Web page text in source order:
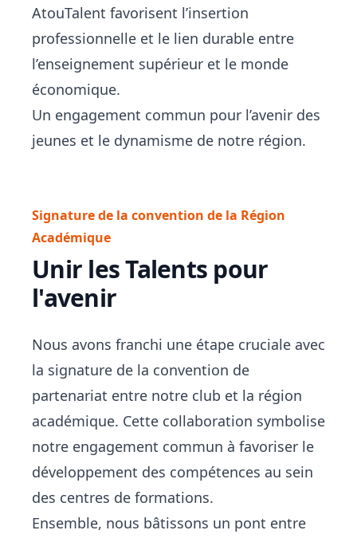
AtouTalent favorisent l’insertion
professionnelle et le lien durable entre
l’enseignement supérieur et le monde
économique.
Un engagement commun pour l’avenir des
jeunes et le dynamisme de notre région.
Signature de la convention de la Région
Académique
Unir les Talents pour
l'avenir
Nous avons franchi une étape cruciale avec
la signature de la convention de
partenariat entre notre club et la région
académique. Cette collaboration symbolise
notre engagement commun à favoriser le
développement des compétences au sein
des centres de formations.
Ensemble, nous bâtissons un pont entre